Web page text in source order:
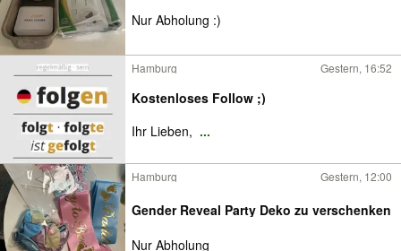
Nur Abholung :)
Hamburg Gestern, 16:52
Kostenloses Follow ;)
Ihr Lieben, ...
Hamburg Gestern, 12:00
Gender Reveal Party Deko zu verschenken
Nur Abholung